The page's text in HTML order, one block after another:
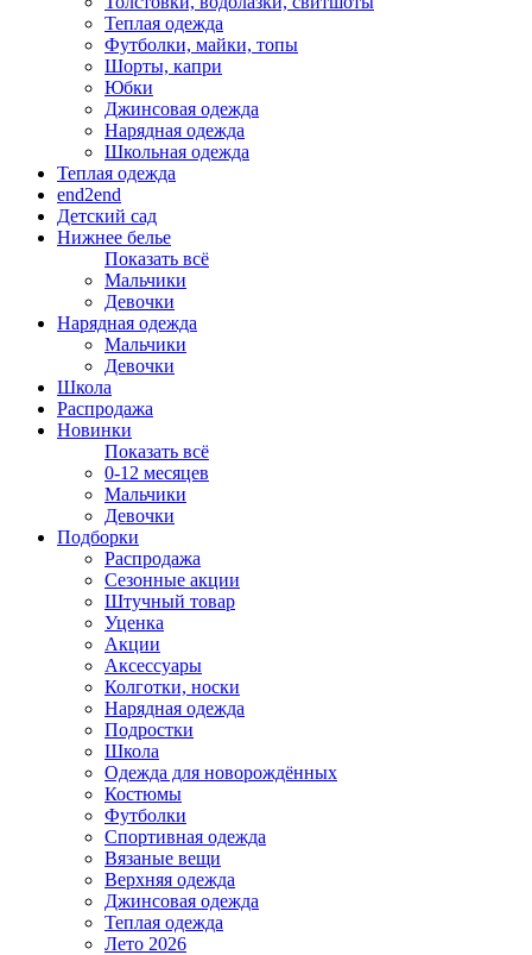
Теплая одежда
Футболки, майки, топы
Шорты, капри
Юбки
Джинсовая одежда
Нарядная одежда
Школьная одежда
Теплая одежда
end2end
Детский сад
Нижнее белье
Показать всё
Мальчики
Девочки
Нарядная одежда
Мальчики
Девочки
Школа
Распродажа
Новинки
Показать всё
0-12 месяцев
Мальчики
Девочки
Подборки
Распродажа
Сезонные акции
Штучный товар
Уценка
Акции
Аксессуары
Колготки, носки
Нарядная одежда
Подростки
Школа
Одежда для новорождённых
Костюмы
Футболки
Спортивная одежда
Вязаные вещи
Верхняя одежда
Джинсовая одежда
Теплая одежда
Лето 2026